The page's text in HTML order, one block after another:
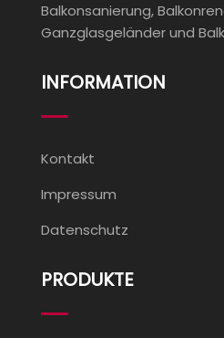
Balkonsanierung,
Ganzglasgeländer und
INFORMATION
Kontakt
Impressum
Datenschutz
PRODUKTE